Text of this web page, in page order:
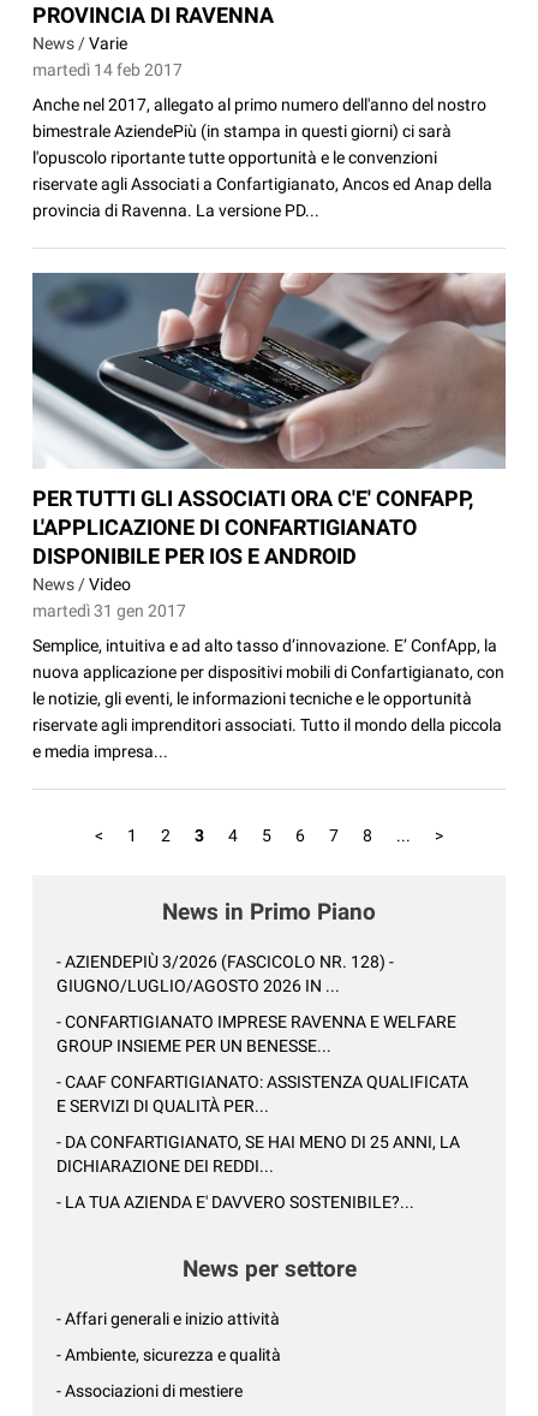
PROVINCIA DI RAVENNA
News /Varie
martedì 14 feb 2017
Anche nel 2017, allegato al primo numero dell'anno del nostro
bimestrale AziendePiù (in stampa in questi giorni) ci sarà
l'opuscolo riportante tutte opportunità e le convenzioni
riservate agli Associati a Confartigianato, Ancos ed Anap della
provincia di Ravenna. La versione PD...
PER TUTTI GLI ASSOCIATI ORA C'E' CONFAPP,
L'APPLICAZIONE DI CONFARTIGIANATO
DISPONIBILE PER IOS E ANDROID
News /Video
martedì 31 gen 2017
Semplice, intuitiva e ad alto tasso d’innovazione. E’ ConfApp, la
nuova applicazione per dispositivi mobili di Confartigianato, con
le notizie, gli eventi, le informazioni tecniche e le opportunità
riservate agli imprenditori associati. Tutto il mondo della piccola
e media impresa...
< 1 2 3 4 5 6 7 8 ... >
News in Primo Piano
- AZIENDEPIÙ 3/2026 (FASCICOLO NR. 128) -
GIUGNO/LUGLIO/AGOSTO 2026 IN ...
- CONFARTIGIANATO IMPRESE RAVENNA E WELFARE
GROUP INSIEME PER UN BENESSE...
- CAAF CONFARTIGIANATO: ASSISTENZA QUALIFICATA
E SERVIZI DI QUALITÀ PER...
- DA CONFARTIGIANATO, SE HAI MENO DI 25 ANNI, LA
DICHIARAZIONE DEI REDDI...
- LA TUA AZIENDA E' DAVVERO SOSTENIBILE?...
News per settore
- Affari generali e inizio attività
- Ambiente, sicurezza e qualità
- Associazioni di mestiere